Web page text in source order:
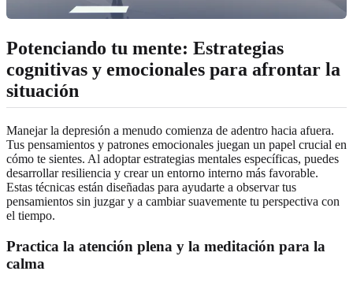
Potenciando tu mente: Estrategias
cognitivas y emocionales para afrontar la
situación
Manejar la depresión a menudo comienza de adentro hacia afuera.
Tus pensamientos y patrones emocionales juegan un papel crucial en
cómo te sientes. Al adoptar estrategias mentales específicas, puedes
desarrollar resiliencia y crear un entorno interno más favorable.
Estas técnicas están diseñadas para ayudarte a observar tus
pensamientos sin juzgar y a cambiar suavemente tu perspectiva con
el tiempo.
Practica la atención plena y la meditación para la
calma